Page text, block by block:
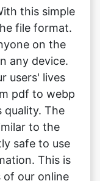
any device.
users' lives
pdf to webp
The
to the
safe to use
This is
our online
the image
possible